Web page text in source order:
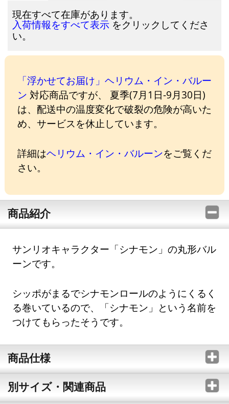
現在すべて在庫があります。
入荷情報をすべて表示 をクリックしてくださ
い。
「浮かせてお届け」ヘリウム・イン・バルー
ン 対応商品ですが、 夏季(7月1日-9月30日)
は、配送中の温度変化で破裂の危険が高いた
め、サービスを休止しています。
詳細はヘリウム・イン・バルーンをご覧くだ
さい。
商品紹介
サンリオキャラクター「シナモン」の丸形バル
ーンです。
シッポがまるでシナモンロールのようにくるく
る巻いているので、「シナモン」という名前を
つけてもらったそうです。
商品仕様
別サイズ・関連商品